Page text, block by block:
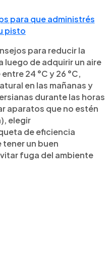
para que administrés
pisto
para reducir la
de adquirir un aire
24 °C y 26 °C,
en las mañanas y
durante las horas
aparatos que no estén
elegir
de eficiencia
un buen
fuga del ambiente